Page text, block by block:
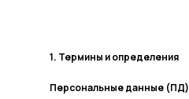
1. Термины и определения
Персональные данные (ПД)